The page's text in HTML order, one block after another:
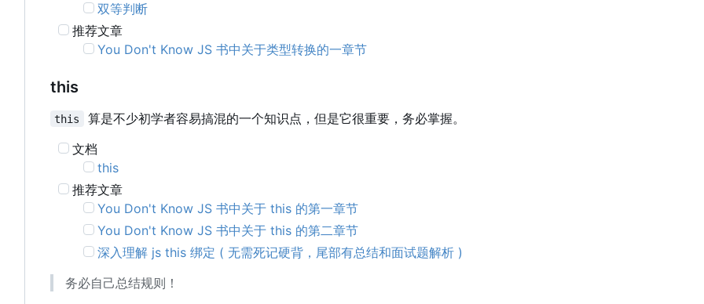
双等判断
推荐文章
You Don't Know JS 书中关于类型转换的一章节
this
this
算是不少初学者容易搞混的一个知识点，但是它很重要，务必掌握。
文档
this
推荐文章
You Don't Know JS 书中关于 this 的第一章节
You Don't Know JS 书中关于 this 的第二章节
深入理解 js this 绑定 ( 无需死记硬背，尾部有总结和面试题解析 )
务必自己总结规则！